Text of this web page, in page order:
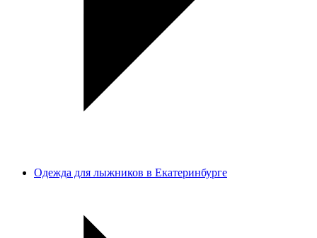
Одежда для лыжников в Екатеринбурге